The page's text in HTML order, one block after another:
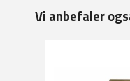
Vi anbefaler